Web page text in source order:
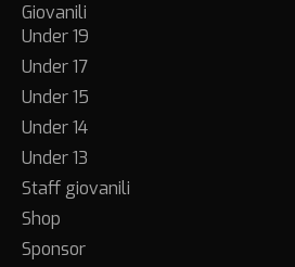
Giovanili
Under 19
Under 17
Under 15
Under 14
Under 13
Staff giovanili
Shop
Sponsor